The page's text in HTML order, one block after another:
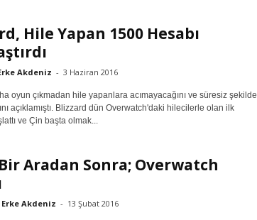
Hile Yapan 1500 Hesabı
Akdeniz - 3 Haziran 2016
oyun çıkmadan hile yapanlara acımayacağını ve süresiz şekilde
açıklamıştı. Blizzard dün Overwatch'daki hilecilerle olan ilk
ve Çin başta olmak...
Aradan Sonra; Overwatch
Erke Akdeniz - 13 Şubat 2016